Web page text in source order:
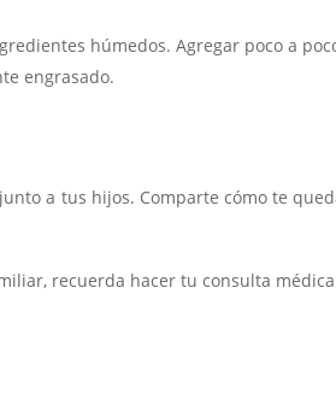
húmedos. Agregar poco a
engrasado.
a tus hijos. Comparte cómo te
recuerda hacer tu consulta